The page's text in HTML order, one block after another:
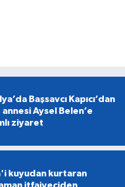
Başsavcı Kapıcı’dan
Aysel Belen’e
ziyaret
kuyudan kurtaran
itfaiyeciden